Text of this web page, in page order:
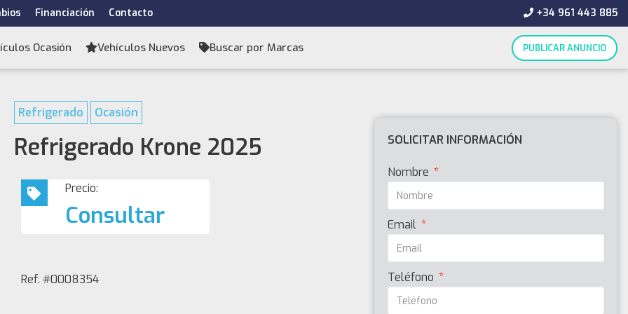
Financiación Contacto +34 961 443 885
Ocasión Vehículos Nuevos Buscar por Marcas PUBLICAR ANUNCIO
Refrigerado Ocasión
Refrigerado Krone 2025
Precio:
Consultar
Ref. #0008354
SOLICITAR INFORMACIÓN
Nombre
Email
Teléfono